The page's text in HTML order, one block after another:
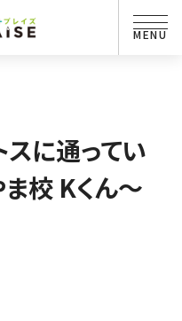
に通ってい
校 Kくん～